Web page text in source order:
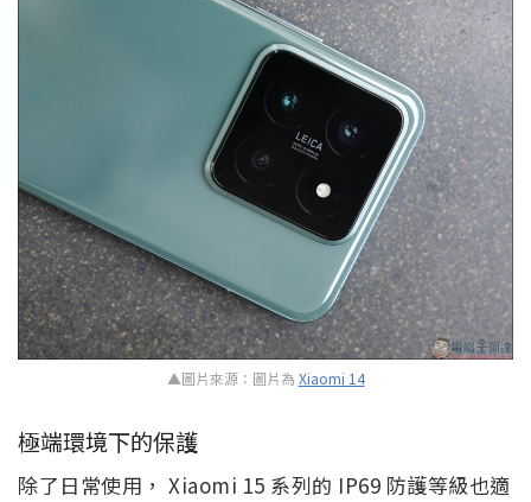
▲圖片來源：圖片為Xiaomi 14
極端環境下的保護
除了日常使用， Xiaomi 15 系列的 IP69 防護等級也適